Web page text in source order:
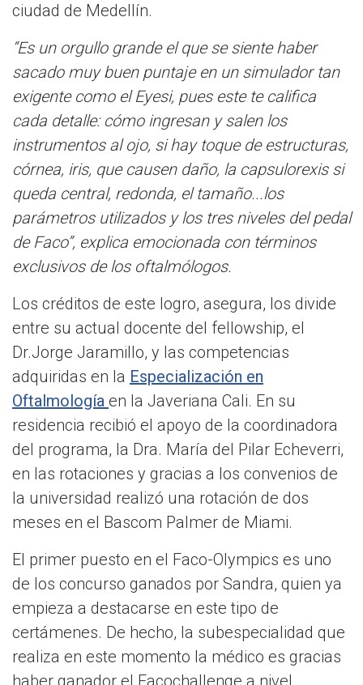
ciudad de Medellín.
“Es un orgullo grande el que se siente haber
sacado muy buen puntaje en un simulador tan
exigente como el Eyesi, pues este te califica
cada detalle: cómo ingresan y salen los
instrumentos al ojo, si hay toque de estructuras,
córnea, iris, que causen daño, la capsulorexis si
queda central, redonda, el tamaño...los
parámetros utilizados y los tres niveles del pedal
de Faco”, explica emocionada con términos
exclusivos de los oftalmólogos.
Los créditos de este logro, asegura, los divide
entre su actual docente del fellowship, el
Dr.Jorge Jaramillo, y las competencias
adquiridas en la Especialización en
Oftalmología en la Javeriana Cali. En su
residencia recibió el apoyo de la coordinadora
del programa, la Dra. María del Pilar Echeverri,
en las rotaciones y gracias a los convenios de
la universidad realizó una rotación de dos
meses en el Bascom Palmer de Miami.
El primer puesto en el Faco-Olympics es uno
de los concurso ganados por Sandra, quien ya
empieza a destacarse en este tipo de
certámenes. De hecho, la subespecialidad que
realiza en este momento la médico es gracias